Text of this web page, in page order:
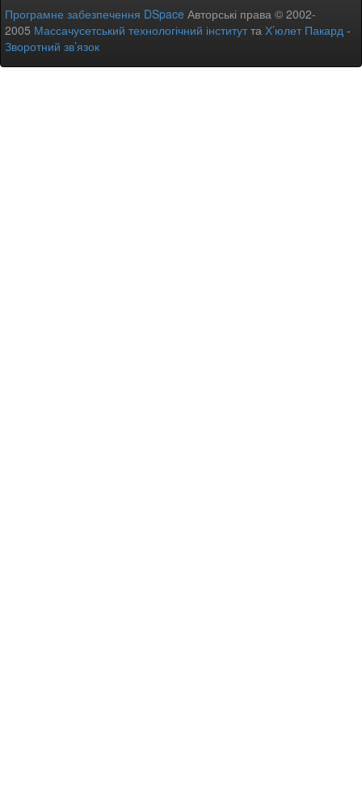
Програмне забезпечення DSpace Авторські права © 2002-
2005 Массачусетський технологічний інститутта Х’юлет Пакард -
Зворотний зв’язок